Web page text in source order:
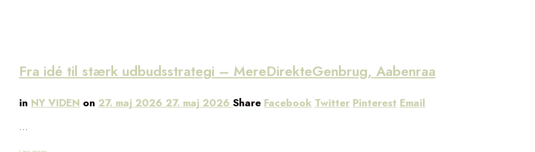
Fra idé til stærk udbudsstrategi – MereDirekteGenbrug, Aabenraa
in NY VIDEN on 27. maj 2026 27. maj 2026 Share Facebook Twitter Pinterest Email
…